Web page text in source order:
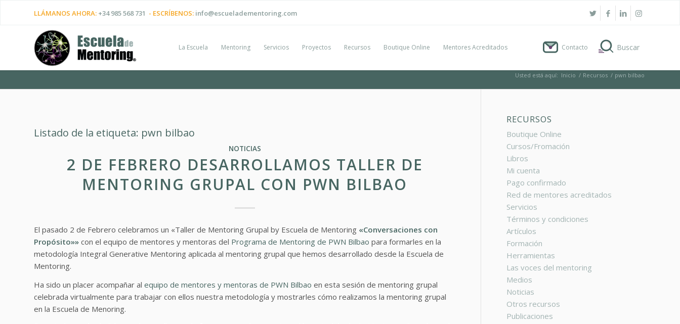
LLÁMANOS AHORA: +34 985 568 731 - ESCRÍBENOS: info@escueladementoring.com
La Escuela Mentoring Servicios Proyectos Recursos Boutique Online Mentores Acreditados Contacto
Usted está aquí: Inicio / Recursos / pwn bilbao
Listado de la etiqueta: pwn bilbao
NOTICIAS
2 DE FEBRERO DESARROLLAMOS TALLER DE
MENTORING GRUPAL CON PWN BILBAO
El pasado 2 de Febrero celebramos un «Taller de Mentoring Grupal by Escuela de Mentoring «Conversaciones con
Propósito»» con el equipo de mentores y mentoras del Programa de Mentoring de PWN Bilbao para formarles en la
metodología Integral Generative Mentoring aplicada al mentoring grupal que hemos desarrollado desde la Escuela de
Mentoring.
Ha sido un placer acompañar al equipo de mentores y mentoras de PWN Bilbao en esta sesión de mentoring grupal
celebrada virtualmente para trabajar con ellos nuestra metodología y mostrarles cómo realizamos la mentoring grupal
en la Escuela de Menoring.
RECURSOS
Boutique Online
Cursos/Fromación
Libros
Mi cuenta
Pago confirmado
Red de mentores acreditados
Servicios
Términos y condiciones
Artículos
Formación
Herramientas
Las voces del mentoring
Medios
Noticias
Otros recursos
Publicaciones